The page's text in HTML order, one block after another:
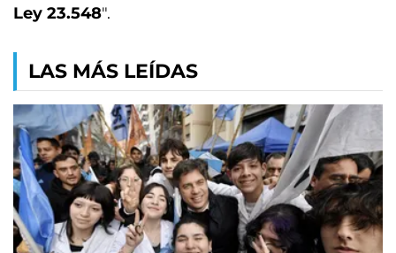
Ley 23.548″.
LAS MÁS LEÍDAS